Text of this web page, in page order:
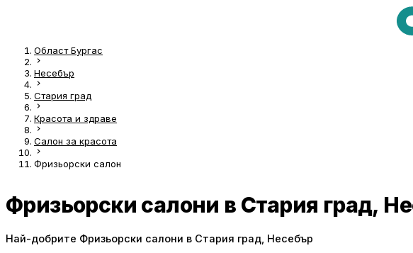
Област Бургас
Несебър
Стария град
Красота и здраве
Салон за красота
Фризьорски салон
Фризьорски салони в Стария град,
Най-добрите Фризьорски салони в Стария град, Несебър